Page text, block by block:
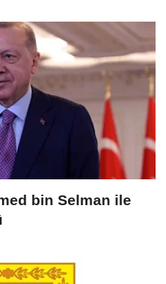
bin Selman ile